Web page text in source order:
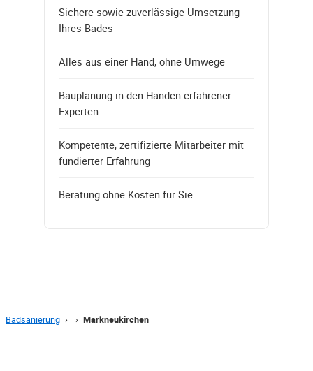
Sichere sowie zuverlässige Umsetzung
Ihres Bades
Alles aus einer Hand, ohne Umwege
Bauplanung in den Händen erfahrener
Experten
Kompetente, zertifizierte Mitarbeiter mit
fundierter Erfahrung
Beratung ohne Kosten für Sie
Badsanierung › › Markneukirchen